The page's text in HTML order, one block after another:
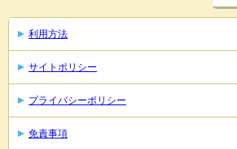
利用方法
サイトポリシー
プライバシーポリシー
免責事項